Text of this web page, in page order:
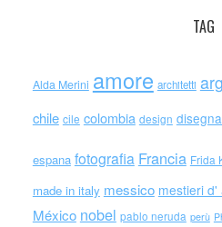
TAG
Alda Merini amore architetti
chile cile colombia design
espana fotografia Francia Frida
made in italy messico mestieri d'
México nobel pablo neruda perù